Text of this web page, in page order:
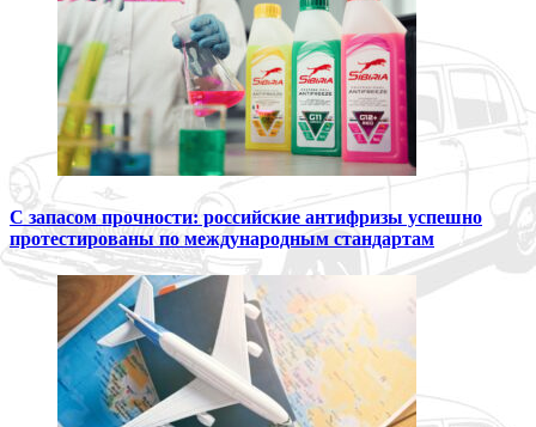
С запасом прочности: российские антифризы успешно
протестированы по международным стандартам